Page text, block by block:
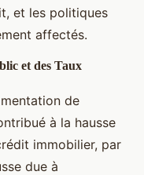
et les politiques
affectés.
et des Taux
de
à la hausse
immobilier, par
due à